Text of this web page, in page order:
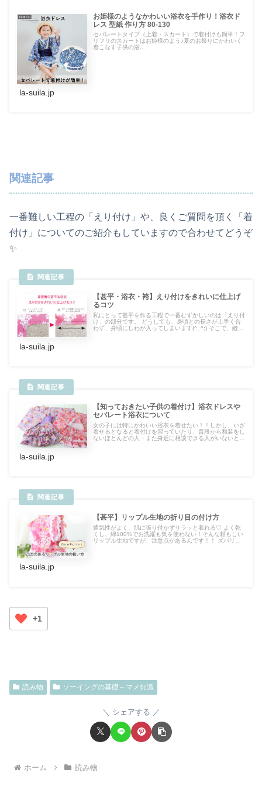
お姫様のようなかわいい浴衣を手作り！浴衣ド
レス 型紙 作り方 80-130
セパレートタイプ（上着・スカート）で着付けも簡単！フ
リフリのスカートはお姫様のよう♪夏のお祭りにかわいく
着こなす子供の浴...
la-suila.jp
関連記事
一番難しい工程の「えり付け」や、良くご質問を頂く「着
付け」についてのご紹介もしていますので合わせてどうぞ
✨
【甚平・浴衣・袴】えり付けをきれいに仕上げ
るコツ
私にとって甚平を作る工程で一番むずかしいのは「えり付
け」の部分です。 どうしても、身頃との長さが上手く合
わず、身頃にしわが入ってしまいます(^_^;) そこで、縫製
la-suila.jp
【知っておきたい子供の着付け】浴衣ドレスや
セパレート浴衣について
女の子には特にかわいい浴衣を着せたい！！しかし、いざ
着せるとなると着付けを習っていたり、普段から和装をし
ないほとんどの人・また身近に相談できる人がいないと
la-suila.jp
【甚平】リップル生地の折り目の付け方
通気性がよく、肌に張り付かずサラッと着れる♡ よく乾
くし、綿100%でお洗濯も気を使わない！そんな頼もしい
リップル生地ですが、注意点があるんです！！ ズバリ！
la-suila.jp
+1
読み物 ソーイングの基礎～マメ知識
シェアする
ホーム 読み物